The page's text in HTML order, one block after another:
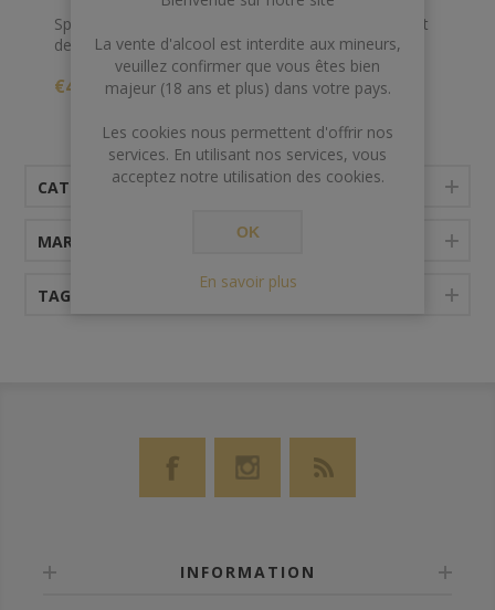
Speyside de 2007, ce dernier a vieilli 14 ans en ex fût
de bourbon et titre 46%.
€49,00
CATÉGORIES
MARQUES
TAGS FRÉQUENTS
INFORMATION
La vente d'alcool est interdite aux mineurs,
veuillez confirmer que vous êtes bien
majeur (18 ans et plus) dans votre pays.
Les cookies nous permettent d'offrir nos
services. En utilisant nos services, vous
acceptez notre utilisation des cookies.
OK
En savoir plus